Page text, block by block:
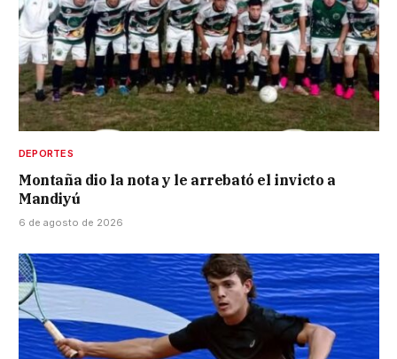
DEPORTES
Montaña dio la nota y le arrebató el invicto a
Mandiyú
6 de agosto de 2026